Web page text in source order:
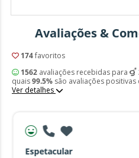
Avaliações &
174favoritos
1562avaliações recebidas para
quais99.5%são avaliações positivas
Ver detalhes
Espetacular